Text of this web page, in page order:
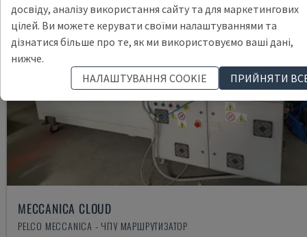
MECCANICA CLOUD
PELCO MECCANICA - ЧПУ МАРШРУТИЗАТОР
досвіду, аналізу використання сайту та для маркетингових
цілей. Ви можете керувати своїми налаштуваннями та
дізнатися більше про те, як ми використовуємо ваші дані,
нижче.
НАЛАШТУВАННЯ COOKIE
ПРИЙНЯТИ